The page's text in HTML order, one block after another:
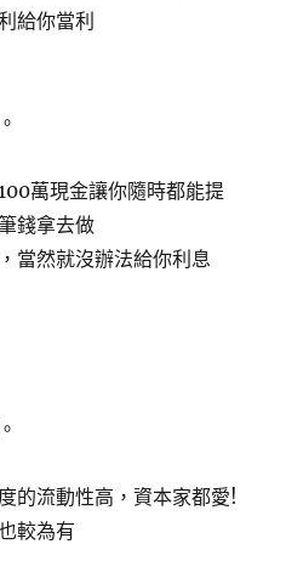
給你當利
萬現金讓你隨時都能提
錢拿去做
當然就沒辦法給你利息
的流動性高，資本家都愛!
較為有